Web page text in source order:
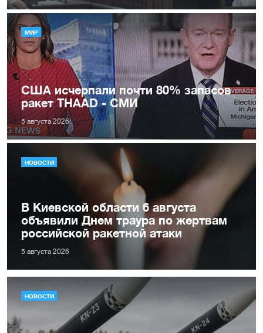
МИР
США исчерпали почти 80% запасов
ракет THAAD - СМИ
5 августа 2026
НОВОСТИ
В Киевской области 6 августа
объявили Днем траура по жертвам
российской ракетной атаки
5 августа 2026
НОВОСТИ